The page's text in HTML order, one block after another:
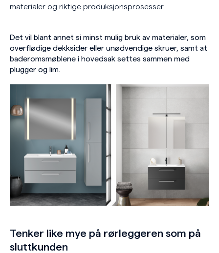
materialer og riktige produksjonsprosesser.
Det vil blant annet si minst mulig bruk av materialer, som
overflødige dekksider eller unødvendige skruer, samt at
baderomsmøblene i hovedsak settes sammen med
plugger og lim.
Tenker like mye på rørleggeren som på
sluttkunden